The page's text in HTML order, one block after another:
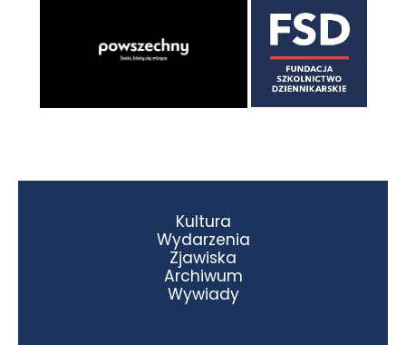
Kultura
Wydarzenia
Zjawiska
Archiwum
Wywiady